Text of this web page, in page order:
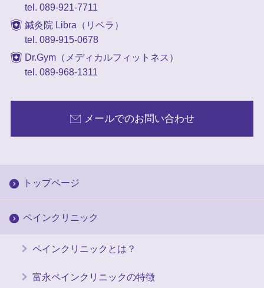
tel. 089-921-7711
鍼灸院 Libra（リベラ）
tel. 089-915-0678
Dr.Gym（メディカルフィットネス）
tel. 089-968-1311
メールでのお問い合わせ
トップページ
ペインクリニック
ペインクリニックとは？
富永ペインクリニックの特徴